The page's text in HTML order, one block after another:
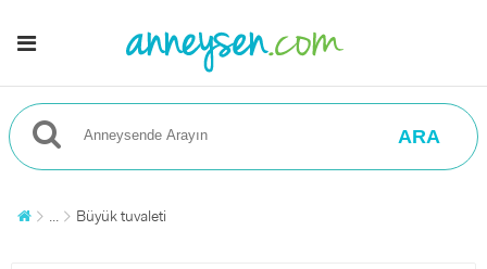
ARA
... Büyük tuvaleti